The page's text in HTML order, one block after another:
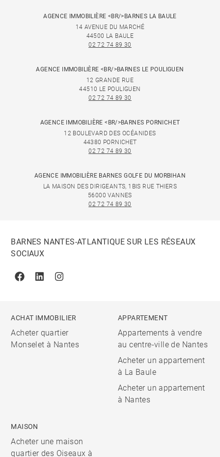
AGENCE IMMOBILIÈRE <BR/>BARNES LA BAULE
14 AVENUE DU MARCHÉ
44500 LA BAULE
02 72 74 89 30
AGENCE IMMOBILIÈRE <BR/>BARNES LE POULIGUEN
12 GRANDE RUE
44510 LE POULIGUEN
02 72 74 89 30
AGENCE IMMOBILIÈRE <BR/>BARNES PORNICHET
12 BOULEVARD DES OCÉANIDES
44380 PORNICHET
02 72 74 89 30
AGENCE IMMOBILIÈRE BARNES GOLFE DU MORBIHAN
LA MAISON DES DIRIGEANTS, 1BIS RUE THIERS
56000 VANNES
02 72 74 89 30
BARNES NANTES-ATLANTIQUE SUR LES RÉSEAUX
SOCIAUX
FacebookLinkedinInstagram
ACHAT IMMOBILIER
Acheter quartier
Monselet à Nantes
APPARTEMENT
Appartements à vendre
au centre-ville de Nantes
Acheter un appartement
à La Baule
Acheter un appartement
à Nantes
MAISON
Acheter une maison
quartier des Oiseaux à